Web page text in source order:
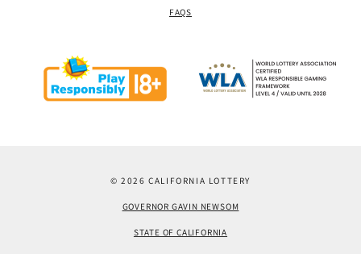
FAQS
© 2026 CALIFORNIA LOTTERY
GOVERNOR GAVIN NEWSOM
STATE OF CALIFORNIA